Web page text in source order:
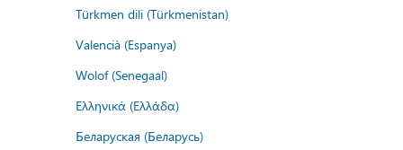
Türkmen dili (Türkmenistan)
Valencià (Espanya)
Wolof (Senegaal)
Ελληνικά (Ελλάδα)
Беларуская (Беларусь)